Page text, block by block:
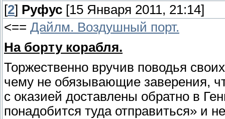
[2] Руфус [15 Января 2011, 21:14]
<== Дайлм. Воздушный порт.
На борту корабля.
Торжественно вручив поводья
чему не обязывающие заверения,
с оказией доставлены обратно в
понадобится туда отправиться» и